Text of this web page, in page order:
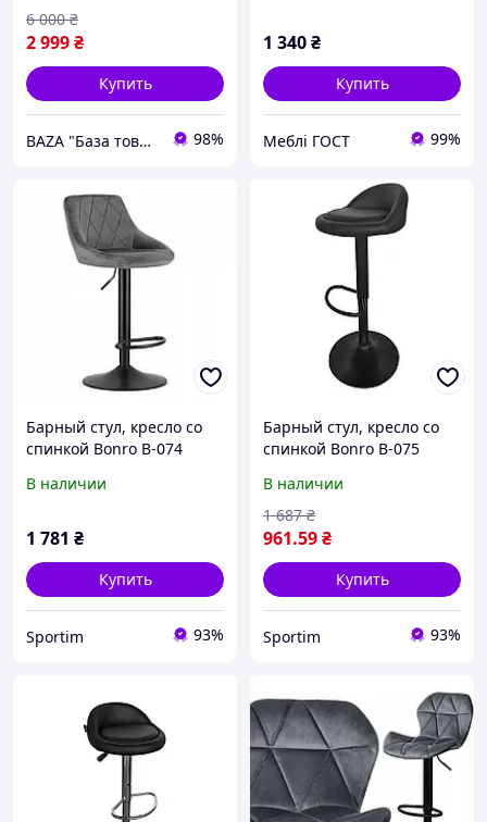
2 999₴
6 000 ₴
Купить
BAZA "База товарів з Європи" 98%
1 340₴
Купить
Меблі ГОСТ 99%
Барный стул, кресло со
спинкой Bonro B-074
офиса, барной стойки,
В наличии
1 781 ₴
Купить
Sportim 93%
Барный стул, кресло со
спинкой Bonro B-075
барной стойки, кухни,
компьютерное
В наличии
961.59₴
1 687 ₴
Купить
Sportim 93%